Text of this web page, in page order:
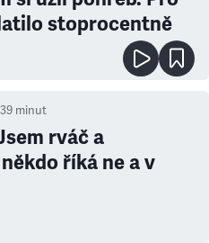
stoprocentně
39 minut
rváč a
říká ne a v